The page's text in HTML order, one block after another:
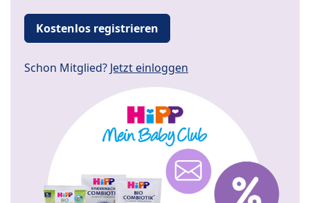
Kostenlos registrieren
Schon Mitglied? Jetzt einloggen